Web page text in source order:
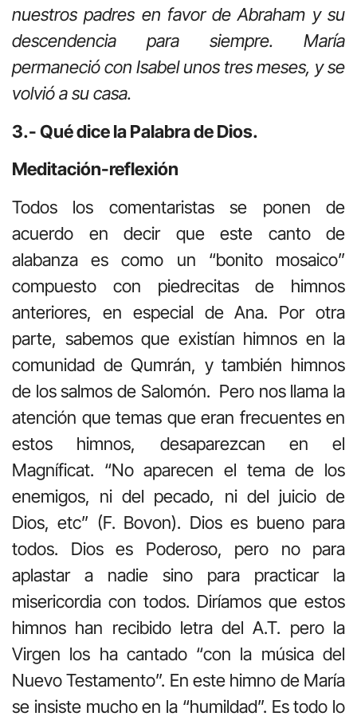
nuestros padres en favor de Abraham y su
descendencia para siempre. María
permaneció con Isabel unos tres meses, y se
volvió a su casa.
3.- Qué dice la Palabra de Dios.
Meditación-reflexión
Todos los comentaristas se ponen de
acuerdo en decir que este canto de
alabanza es como un “bonito mosaico”
compuesto con piedrecitas de himnos
anteriores, en especial de Ana. Por otra
parte, sabemos que existían himnos en la
comunidad de Qumrán, y también himnos
de los salmos de Salomón. Pero nos llama la
atención que temas que eran frecuentes en
estos himnos, desaparezcan en el
Magníficat. “No aparecen el tema de los
enemigos, ni del pecado, ni del juicio de
Dios, etc” (F. Bovon). Dios es bueno para
todos. Dios es Poderoso, pero no para
aplastar a nadie sino para practicar la
misericordia con todos. Diríamos que estos
himnos han recibido letra del A.T. pero la
Virgen los ha cantado “con la música del
Nuevo Testamento”. En este himno de María
se insiste mucho en la “humildad”. Es todo lo